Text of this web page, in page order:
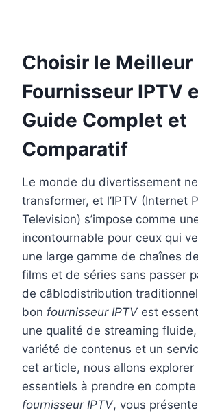
Choisir le Meilleur
Fournisseur IPTV
Guide Complet et
Comparatif
Le monde du divertissement
transformer, et l’IPTV (Internet
Television) s’impose comme
incontournable pour ceux qui
une large gamme de chaînes
films et de séries sans passer
de câblodistribution
bon fournisseur IPTV est
une qualité de streaming
variété de contenus et un
cet article, nous allons explorer
essentiels à prendre en
fournisseur IPTV, vous